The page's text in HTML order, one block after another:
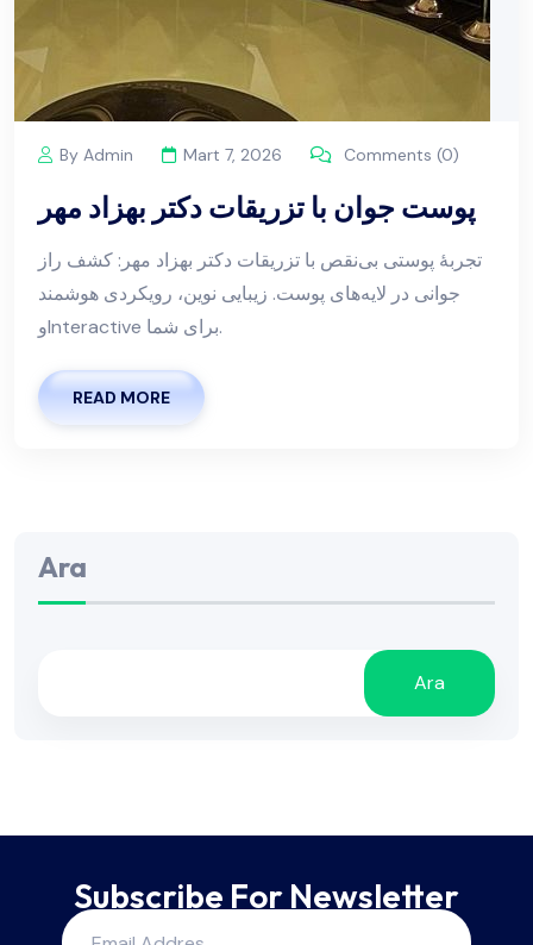
By Admin Mart 7, 2026 Comments (0)
پوست جوان با تزریقات دکتر بهزاد مهر
تجربهٔ پوستی بی‌نقص با تزریقات دکتر بهزاد مهر: کشف راز
جوانی در لایه‌های پوست. زیبایی نوین، رویکردی هوشمند
وInteractive برای شما.
READ MORE
Ara
Ara
Subscribe For Newsletter